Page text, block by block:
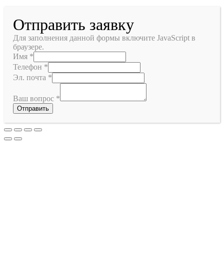
Отправить заявку
Для заполнения данной формы включите JavaScript в
браузере.
Имя *
Телефон *
Эл. почта *
Ваш вопрос *
Отправить